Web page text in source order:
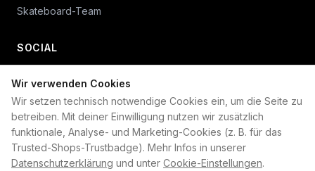
Wir verwenden Cookies
Wir setzen technisch notwendige Cookies ein, um die Seite zu
betreiben. Mit deiner Einwilligung nutzen wir zusätzlich
funktionale, Analyse- und Marketing-Cookies (z. B. für das
Trusted-Shops-Trustbadge). Mehr Infos in unserer
Datenschutzerklärung und unter Cookie-Einstellungen.
Skateboard-Team
SOCIAL
+49 234 687 00 38
shop@plan-b-funsport.de
Sichere Zahlung mit: